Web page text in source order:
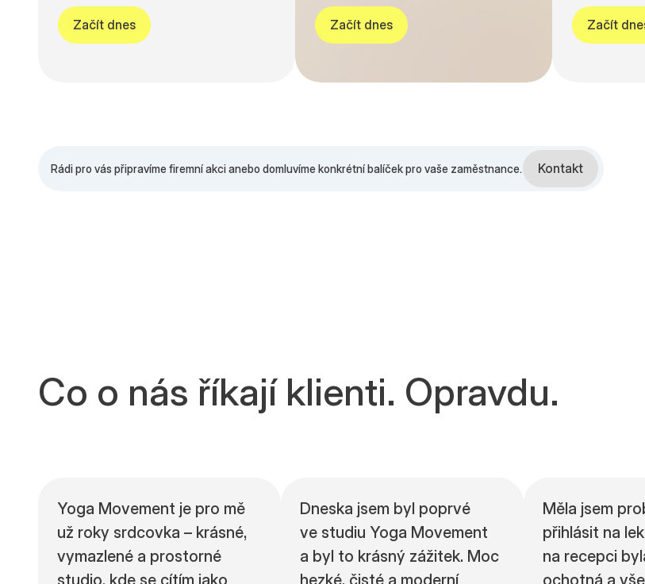
Začít dnes Začít dnes Začít
Rádi pro vás připravíme firemní akci anebo domluvíme konkrétní balíček pro vaše zaměstnance. Kontakt
Co o nás říkají klienti. Opravdu.
Yoga Movement je pro mě
už roky srdcovka – krásné,
vymazlené a prostorné
studio, kde se cítím jako
Dneska jsem byl poprvé
ve studiu Yoga Movement
a byl to krásný zážitek. Moc
hezké, čisté a moderní
Měla jsem
přihlásit na
na recepci
ochotná a